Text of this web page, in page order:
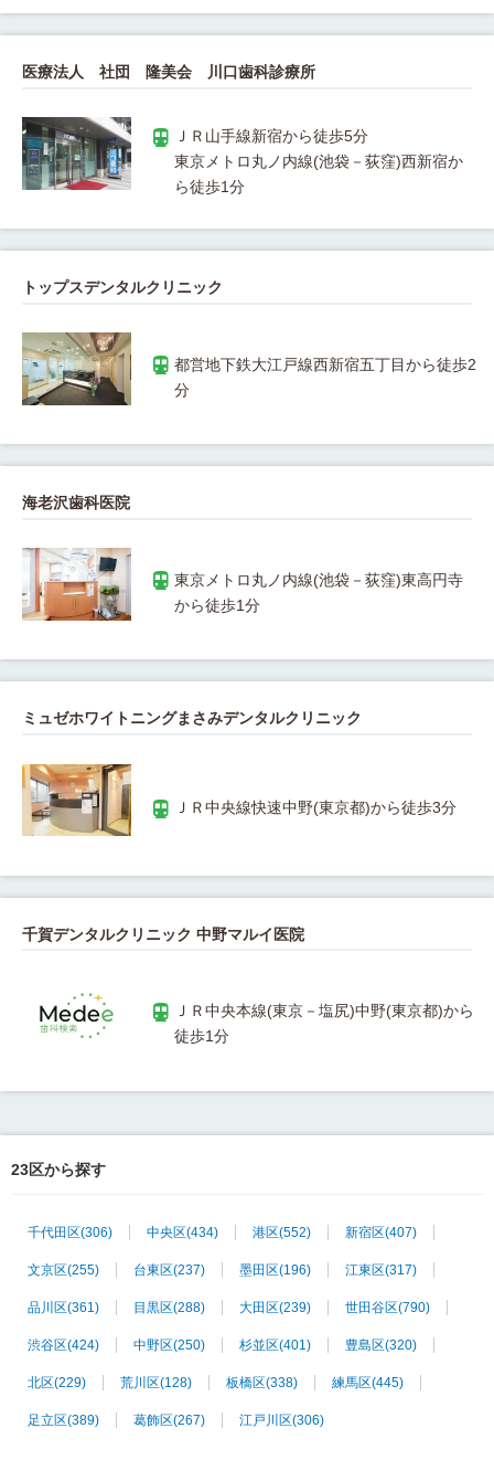
医療法人 社団 隆美会 川口歯科診療所
東京メトロ丸ノ内線(池袋－荻窪)西新宿か
トップスデンタルクリニック
都営地下鉄大江戸線西新宿五丁目から徒歩2
海老沢歯科医院
東京メトロ丸ノ内線(池袋－荻窪)東高円寺
ミュゼホワイトニングまさみデンタルクリニック
千賀デンタルクリニック 中野マルイ医院
ＪＲ中央本線(東京－塩尻)中野(東京都)から
23区から探す
千代田区(306) 中央区(434) 港区(552) 新宿区(407)
文京区(255) 台東区(237) 墨田区(196) 江東区(317)
品川区(361) 目黒区(288) 大田区(239) 世田谷区(790)
渋谷区(424) 中野区(250) 杉並区(401) 豊島区(320)
北区(229) 荒川区(128) 板橋区(338) 練馬区(445)
足立区(389) 葛飾区(267) 江戸川区(306)